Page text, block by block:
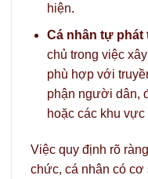
hiện.
Cá nhân tự phát
chủ trong việc
phù hợp với
phận người dân,
hoặc các khu
Việc quy định rõ
chức, cá nhân có